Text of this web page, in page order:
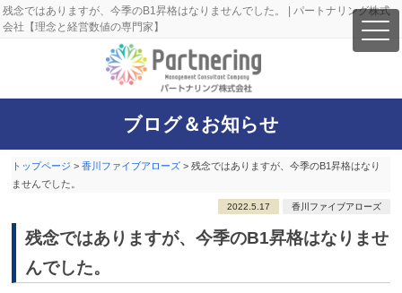
残念ではありますが、今季のB1昇格はなりませんでした。 | パートナリング株式
会社【理念と経営数値の専門家】
ブログ＆お知らせ
トップページ >香川ファイブアローズ >残念ではありますが、今季のB1昇格はなり
ませんでした。
2022.5.17 香川ファイブアローズ
残念ではありますが、今季のB1昇格はなりませ
んでした。